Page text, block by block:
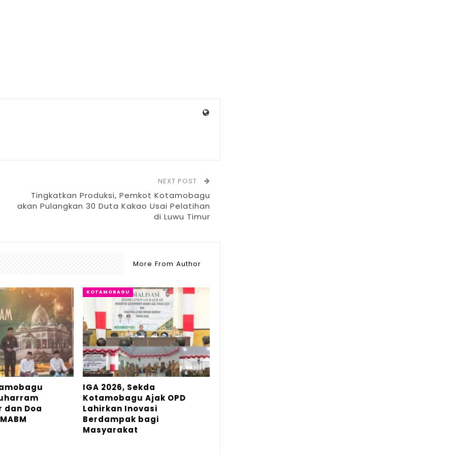
NEXT POST
Tingkatkan Produksi, Pemkot Kotamobagu
akan Pulangkan 30 Duta Kakao Usai Pelatihan
di Luwu Timur
More From Author
dan Doa
KOTAMOBAGU
IGA 2026, Sekda
Kotamobagu Ajak OPD
Lahirkan Inovasi
Berdampak bagi
Masyarakat